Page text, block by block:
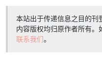
本站出于传递信息之目的刊
内容版权均归原作者所有。
联系我们。